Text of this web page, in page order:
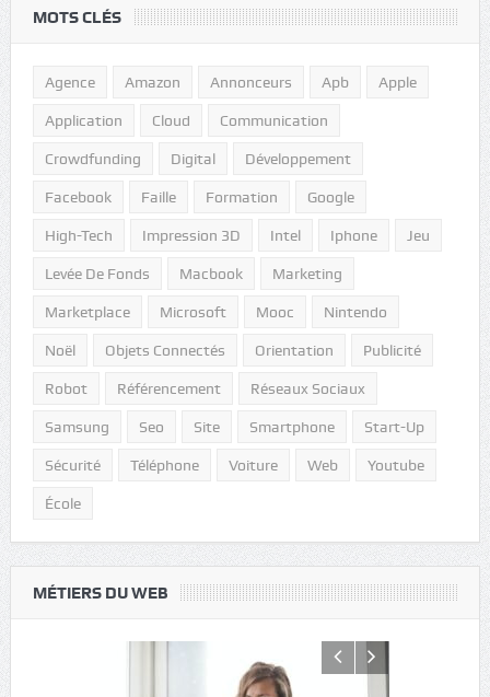
MOTS CLÉS
Agence Amazon Annonceurs Apb Apple
Application Cloud Communication
Crowdfunding Digital Développement
Facebook Faille Formation Google
High-Tech Impression 3D Intel Iphone Jeu
Levée De Fonds Macbook Marketing
Marketplace Microsoft Mooc Nintendo
Noël Objets Connectés Orientation Publicité
Robot Référencement Réseaux Sociaux
Samsung Seo Site Smartphone Start-Up
Sécurité Téléphone Voiture Web Youtube
École
MÉTIERS DU WEB